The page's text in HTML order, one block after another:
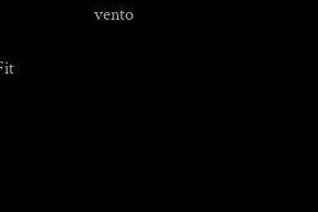
vento